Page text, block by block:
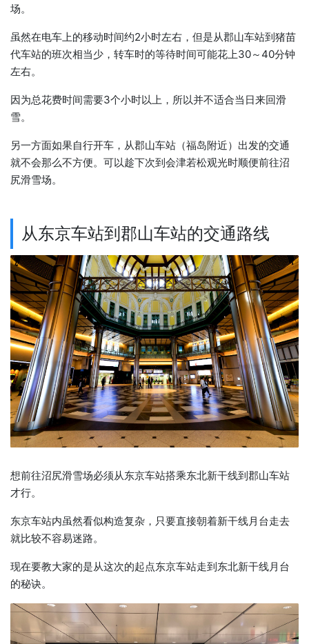
场。
虽然在电车上的移动时间约2小时左右，但是从郡山车站到猪苗
代车站的班次相当少，转车时的等待时间可能花上30～40分钟
左右。
因为总花费时间需要3个小时以上，所以并不适合当日来回滑
雪。
另一方面如果自行开车，从郡山车站（福岛附近）出发的交通
就不会那么不方便。可以趁下次到会津若松观光时顺便前往沼
尻滑雪场。
从东京车站到郡山车站的交通路线
想前往沼尻滑雪场必须从东京车站搭乘东北新干线到郡山车站
才行。
东京车站内虽然看似构造复杂，只要直接朝着新干线月台走去
就比较不容易迷路。
现在要教大家的是从这次的起点东京车站走到东北新干线月台
的秘诀。